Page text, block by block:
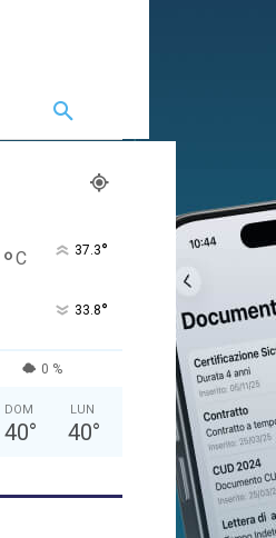
°C 37.3°
33.8°
0 %
DOM
40°
LUN
40°